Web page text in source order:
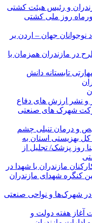
و رئیس هیئت کشتی
جهان – اردن بر
و کنگ زنی بیش از ۱۰۰۰ طرح در مازندران همزمان با
مهارتی تابستانه دانش
و نشر ارزش های دفاع
شهرک های صنعتی
کل بهزیستی استان به
روز پزشک/ تجلیل از
مازندران با شهدا در
کنگره شهدای مازندران
عمرانی در شهرک‌ها و نواحی صنعتی
آغاز هفته دولت و